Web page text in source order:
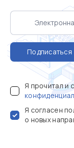
Подписаться
Я прочитал и
Я согласен
о новых